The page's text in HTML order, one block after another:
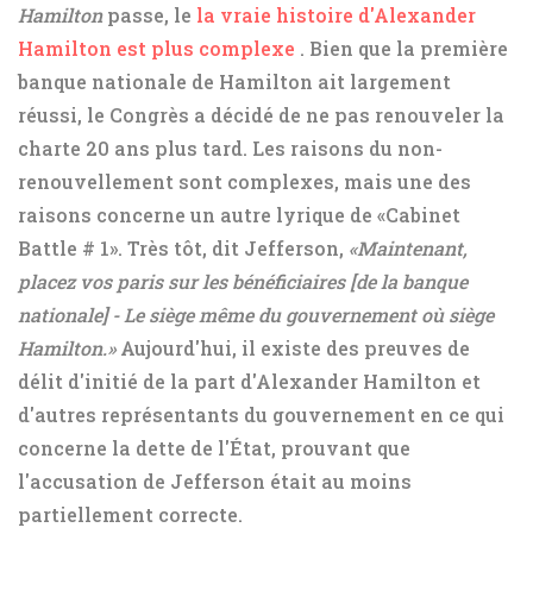
Hamiltonpasse, le la vraie histoire d'Alexander
Hamilton est plus complexe . Bien que la première
banque nationale de Hamilton ait largement
réussi, le Congrès a décidé de ne pas renouveler la
charte 20 ans plus tard. Les raisons du non-
renouvellement sont complexes, mais une des
raisons concerne un autre lyrique de «Cabinet
Battle # 1». Très tôt, dit Jefferson, «Maintenant,
placez vos paris sur les bénéficiaires [de la banque
nationale] - Le siège même du gouvernement où siège
Hamilton.»Aujourd'hui, il existe des preuves de
délit d'initié de la part d'Alexander Hamilton et
d'autres représentants du gouvernement en ce qui
concerne la dette de l'État, prouvant que
l'accusation de Jefferson était au moins
partiellement correcte.